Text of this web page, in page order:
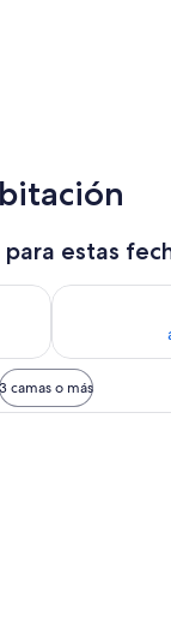
estas
noche, ago 7 -
Consulta la
3 camas o más